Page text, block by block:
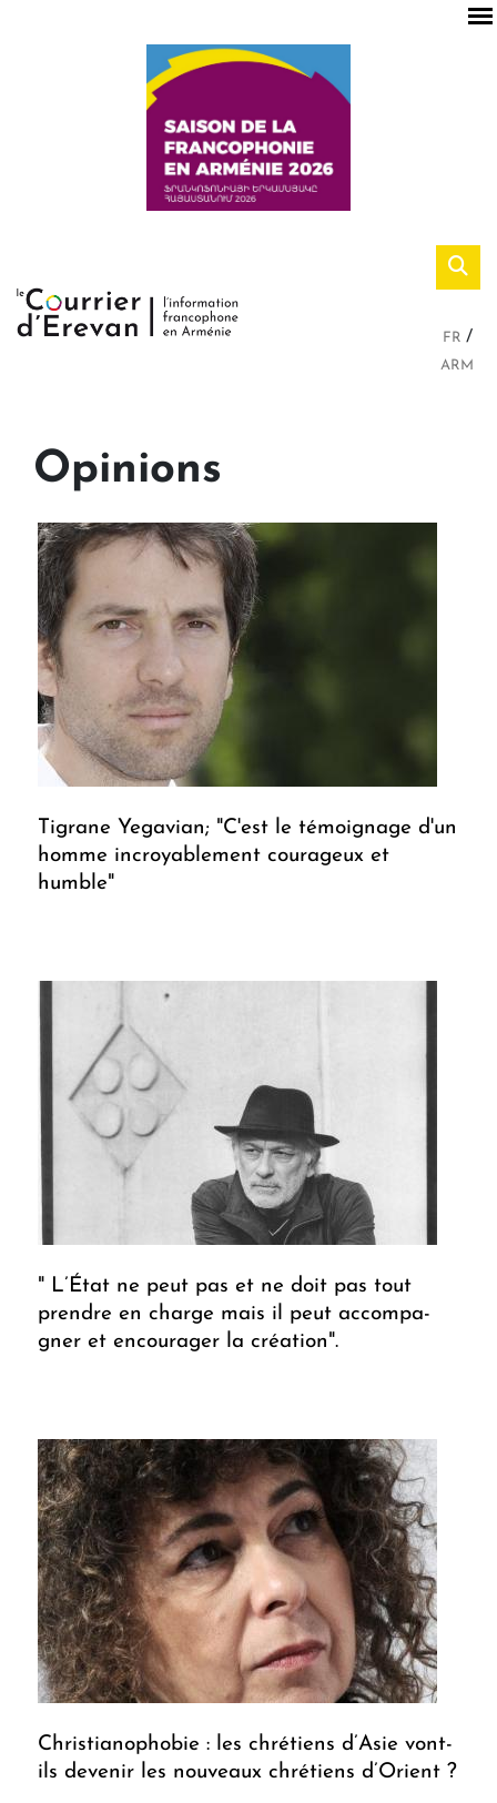
FR
ARM
Opinions
Tigrane Yegavian; "C'est le témoignage d'un
homme incroyablement courageux et
humble"
" L’État ne peut pas et ne doit pas tout
prendre en charge mais il peut ac­com­pa­
gner et encourager la création".
Christianophobie : les chrétiens d’Asie vont-
ils devenir les nouveaux chrétiens d’Orient ?